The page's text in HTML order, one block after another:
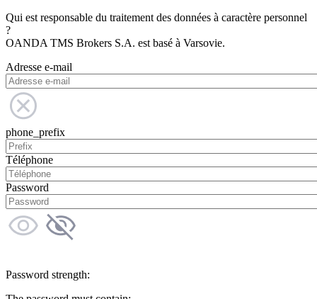
Qui est responsable du traitement des données à caractère personnel
?
OANDA TMS Brokers S.A. est basé à Varsovie.
Adresse e-mail
phone_prefix
Téléphone
Password
Password strength: